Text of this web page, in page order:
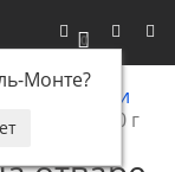
0
Монте?
Кисели
500 г